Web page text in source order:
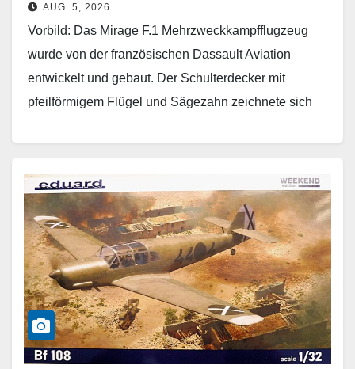
AUG. 5, 2026
Vorbild: Das Mirage F.1 Mehrzweckkampfflugzeug
wurde von der französischen Dassault Aviation
entwickelt und gebaut. Der Schulterdecker mit
pfeilförmigem Flügel und Sägezahn zeichnete sich
Weiterlesen